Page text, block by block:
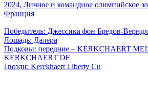
2024, Личное и командное олимпийское
Франция
Победитель: Джессика фон Бредов-
Лошадь: Далера
Подковы: передние – KERKCHAERT
KERKCHAERT DF
Гвозди: Kerckhaert Liberty Cu